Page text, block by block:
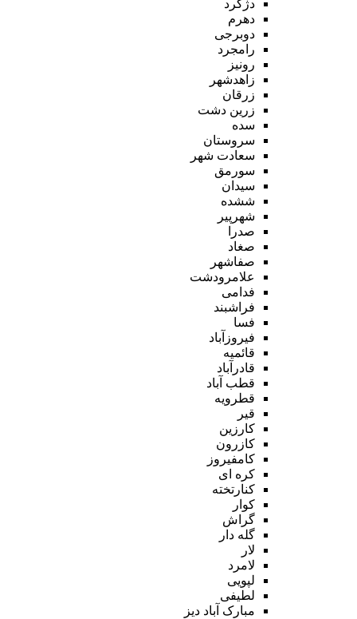
دژکرد
دهرم
دوبرجی
رامجرد
رونیز
زاهدشهر
زرقان
زرین دشت
سده
سروستان
سعادت شهر
سورمق
سیدان
ششده
شهرپیر
صدرا
صغاد
صفاشهر
علامرودشت
فدامی
فراشبند
فسا
فیروزآباد
قائمیه
قادرآباد
قطب آباد
قطرویه
قیر
کارزین
کازرون
کامفیروز
کره ای
کنارتخته
کوار
گراش
گله دار
لار
لامرد
لپویی
لطیفی
مبارک آباد دیز